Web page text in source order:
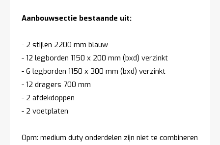
Aanbouwsectie bestaande uit:
- 2 stijlen 2200 mm blauw
- 12 legborden 1150 x 200 mm (bxd) verzinkt
- 6 legborden 1150 x 300 mm (bxd) verzinkt
- 12 dragers 700 mm
- 2 afdekdoppen
- 2 voetplaten
Opm: medium duty onderdelen zijn niet te combineren